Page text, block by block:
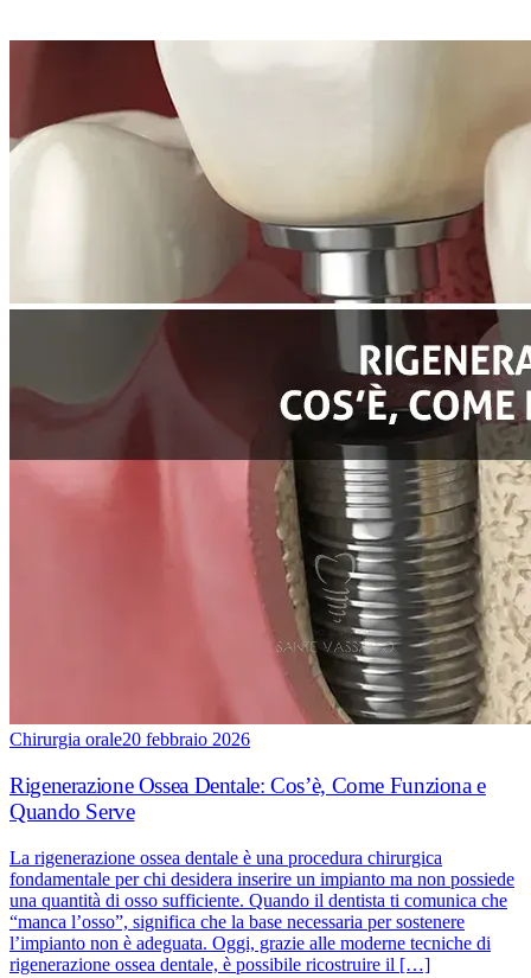
Chirurgia orale20 febbraio 2026
Rigenerazione Ossea Dentale: Cos’è, Come Funziona e
Quando Serve
La rigenerazione ossea dentale è una procedura chirurgica
fondamentale per chi desidera inserire un impianto ma non possiede
una quantità di osso sufficiente. Quando il dentista ti comunica che
“manca l’osso”, significa che la base necessaria per sostenere
l’impianto non è adeguata. Oggi, grazie alle moderne tecniche di
rigenerazione ossea dentale, è possibile ricostruire il […]